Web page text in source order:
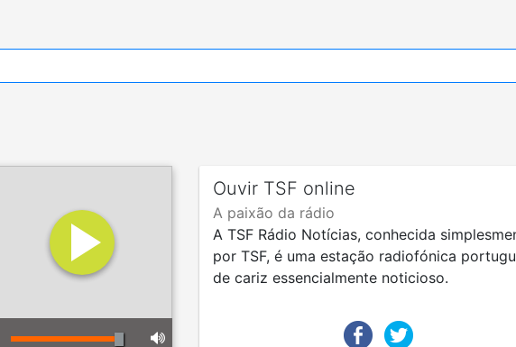
Ouvir TSF online
A paixão da rádio
A TSF Rádio Notícias, conhecida
por TSF, é uma estação radiofónica
de cariz essencialmente noticioso.